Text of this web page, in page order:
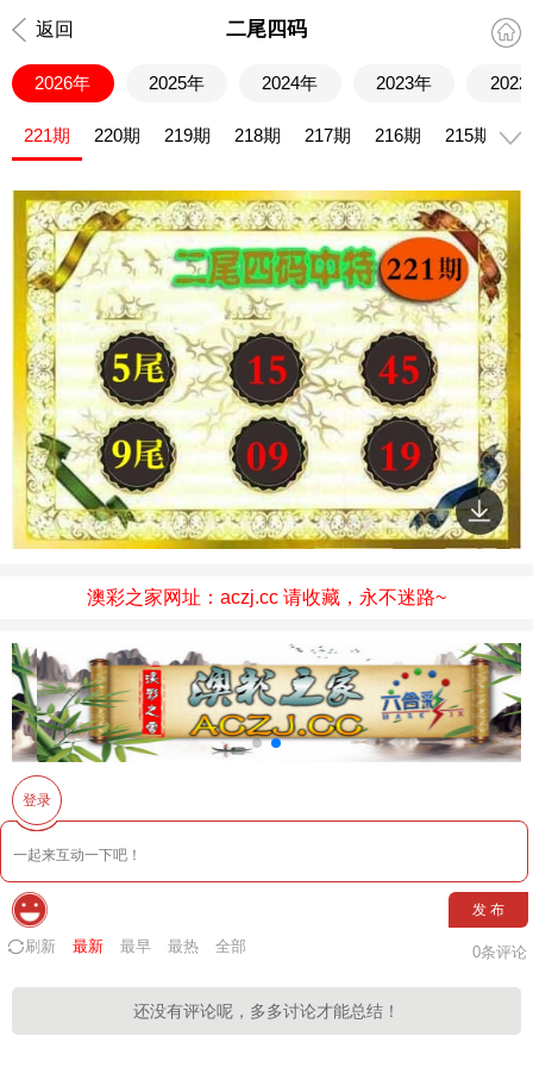
返回 二尾四码
2026年 2025年 2024年 2023年 2022
221期 220期 219期 218期 217期 216期 215期
澳彩之家网址：aczj.cc 请收藏，永不迷路~
登录
发 布
刷新 最新 最早 最热 全部 0条评论
还没有评论呢，多多讨论才能总结！